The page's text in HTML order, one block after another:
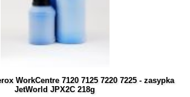
WorkCentre 7120 7125 7220 7225 - zasypka
JetWorld JPX2C 218g